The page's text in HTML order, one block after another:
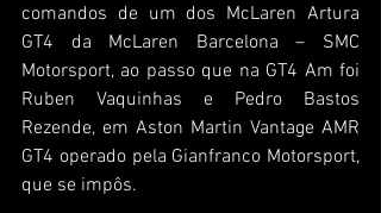
comandos de um dos McLaren Artura
GT4 da McLaren Barcelona – SMC
Motorsport, ao passo que na GT4 Am foi
Ruben Vaquinhas e Pedro Bastos
Rezende, em Aston Martin Vantage AMR
GT4 operado pela Gianfranco Motorsport,
que se impôs.